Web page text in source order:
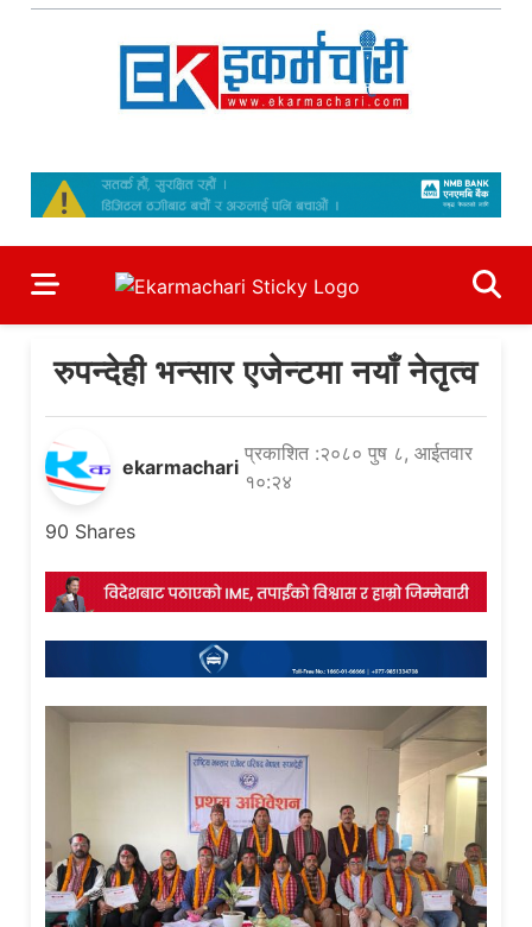
Skip
रुपन्देही भन्सार एजेन्टमा नयाँ नेतृत्व
ekarmachari
प्रकाशित :२०८० पुष ८, आईतवार
१०:२४
90 Shares